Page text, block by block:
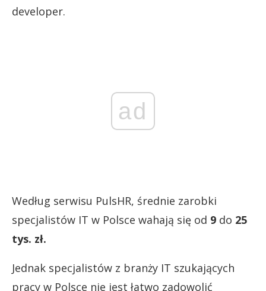
developer.
ad
Według serwisu PulsHR, średnie zarobki
specjalistów IT w Polsce wahają się od 9 do 25
tys. zł.
Jednak specjalistów z branży IT szukających
pracy w Polsce nie jest łatwo zadowolić